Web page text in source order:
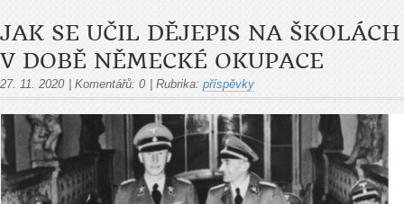
JAK SE UČIL DĚJEPIS NA ŠKOLÁCH
V DOBĚ NĚMECKÉ OKUPACE
27. 11. 2020 Komentářů: 0 Rubrika: příspěvky